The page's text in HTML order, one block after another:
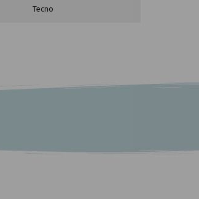
Tecno